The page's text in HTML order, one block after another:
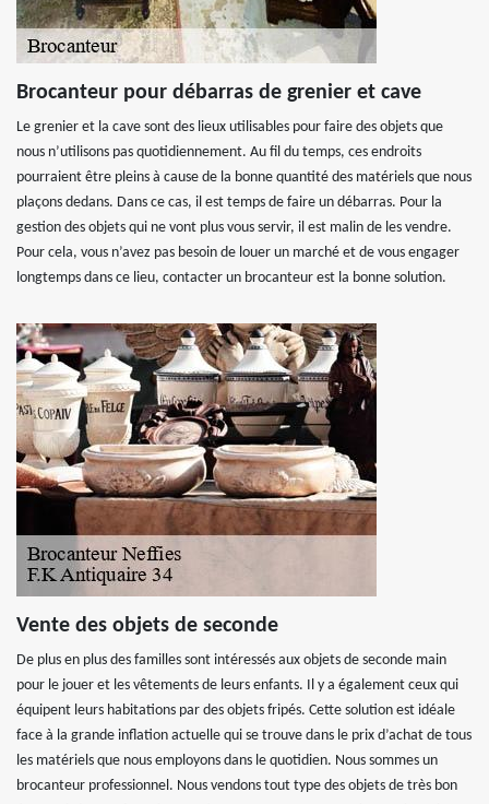
Brocanteur pour débarras de grenier et cave
Le grenier et la cave sont des lieux utilisables pour faire des objets que
nous n’utilisons pas quotidiennement. Au fil du temps, ces endroits
pourraient être pleins à cause de la bonne quantité des matériels que nous
plaçons dedans. Dans ce cas, il est temps de faire un débarras. Pour la
gestion des objets qui ne vont plus vous servir, il est malin de les vendre.
Pour cela, vous n’avez pas besoin de louer un marché et de vous engager
longtemps dans ce lieu, contacter un brocanteur est la bonne solution.
Vente des objets de seconde
De plus en plus des familles sont intéressés aux objets de seconde main
pour le jouer et les vêtements de leurs enfants. Il y a également ceux qui
équipent leurs habitations par des objets fripés. Cette solution est idéale
face à la grande inflation actuelle qui se trouve dans le prix d’achat de tous
les matériels que nous employons dans le quotidien. Nous sommes un
brocanteur professionnel. Nous vendons tout type des objets de très bon